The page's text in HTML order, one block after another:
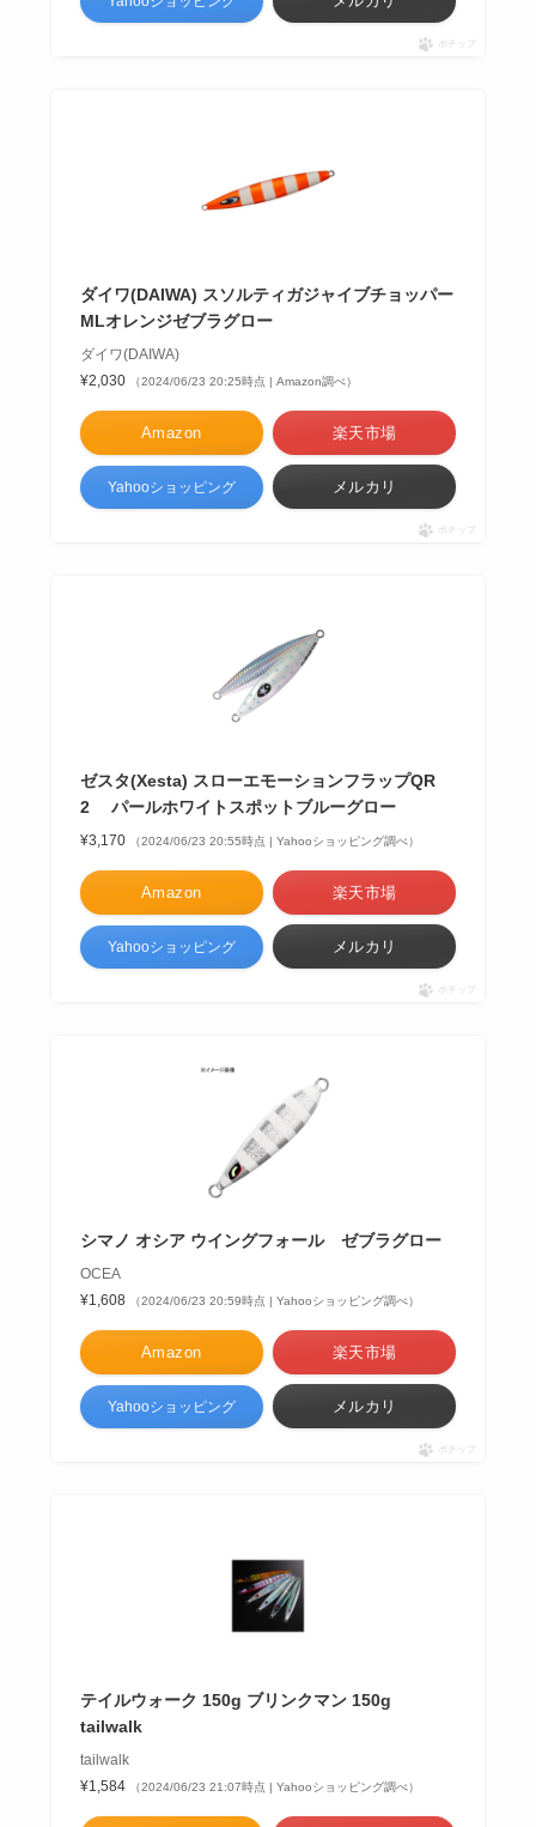
ポチップ
ダイワ(DAIWA) スソルティガジャイブチョッパー
MLオレンジゼブラグロー
ダイワ(DAIWA)
¥2,030
（2024/06/23 20:25時点 | Amazon調べ）
Amazon 楽天市場
Yahooショッピング メルカリ
ポチップ
ゼスタ(Xesta) スローエモーションフラップQR
2 パールホワイトスポットブルーグロー
¥3,170 （2024/06/23 20:55時点 | Yahooショッピング調べ）
Amazon 楽天市場
Yahooショッピング メルカリ
ポチップ
シマノ オシア ウイングフォール ゼブラグロー
OCEA
¥1,608
（2024/06/23 20:59時点 | Yahooショッピング調べ）
Amazon 楽天市場
Yahooショッピング メルカリ
ポチップ
テイルウォーク 150g ブリンクマン 150g
tailwalk
tailwalk
¥1,584
（2024/06/23 21:07時点 | Yahooショッピング調べ）